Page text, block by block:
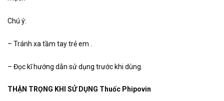
Chú ý:
– Tránh xa tầm tay trẻ em .
– Đọc kĩ hướng dẫn sử dụng trước khi dùng.
THẬN TRỌNG KHI SỬ DỤNG Thuốc Phipovin